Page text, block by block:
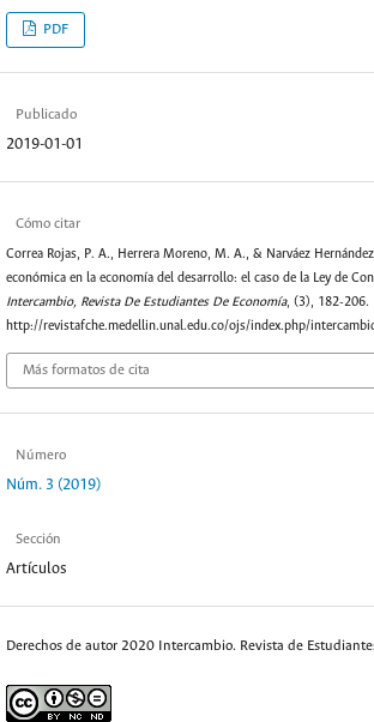
PDF
Publicado
2019-01-01
Cómo citar
Correa Rojas, P. A., Herrera Moreno, M. A., & Narváez
económica en la economía del desarrollo: el caso de la Ley de
Intercambio, Revista De Estudiantes De Economía, (3), 182-206.
http://revistafche.medellin.unal.edu.co/ojs/index.php/
Más formatos de cita
Número
Núm. 3 (2019)
Sección
Artículos
Derechos de autor 2020 Intercambio. Revista de